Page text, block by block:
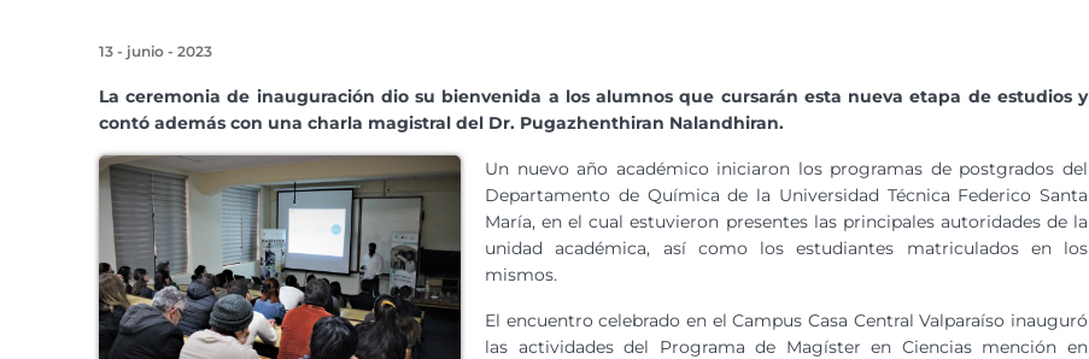
13 - junio - 2023
La ceremonia de inauguración dio su bienvenida a los alumnos que cursarán esta nueva etapa de estudios y
contó además con una charla magistral del Dr. Pugazhenthiran Nalandhiran.
Un nuevo año académico iniciaron los programas de postgrados del
Departamento de Química de la Universidad Técnica Federico Santa
María, en el cual estuvieron presentes las principales autoridades de la
unidad académica, así como los estudiantes matriculados en los
mismos.
El encuentro celebrado en el Campus Casa Central Valparaíso inauguró
las actividades del Programa de Magíster en Ciencias mención en